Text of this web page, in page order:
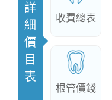
詳
細
價
目
表
收費總表
根管價錢